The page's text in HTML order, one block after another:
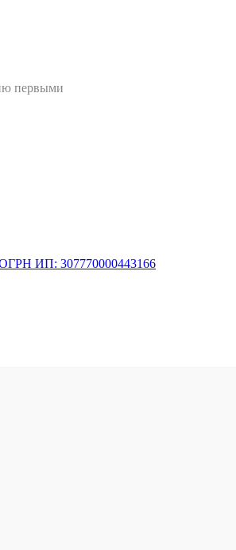
первыми
ИП: 307770000443166